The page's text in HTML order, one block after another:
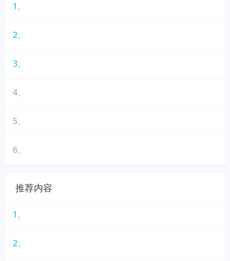
1、
2、
3、
4、
5、
6、
推荐内容
1、
2、